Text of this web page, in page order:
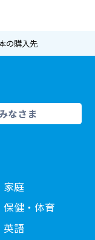
の購入先
なさま
家庭
保健・体育
英語